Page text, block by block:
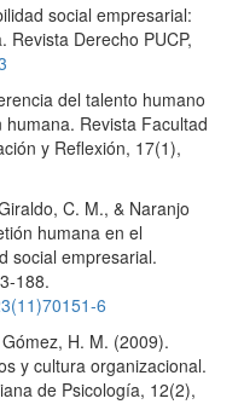
social empresarial:
Revista Derecho PUCP,
del talento humano
Revista Facultad
y Reflexión, 17(1),
C. M., & Naranjo
humana en el
social empresarial.
188.
6
H. M. (2009).
y cultura organizacional.
de Psicología, 12(2),